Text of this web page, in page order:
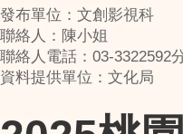
發布單位：文創影視科
聯絡人：陳小姐
聯絡人電話：03-3322592
資料提供單位：文化局